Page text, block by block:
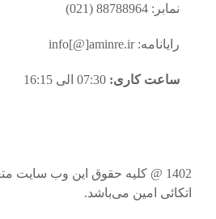
نمابر: 88788964 (021)
رایانامه: info[@]aminre.ir
ساعت کاری: 07:30 الی 16:15
1402 @ کلیه حقوق این وب سایت
اتکائی امین می‌باشد.